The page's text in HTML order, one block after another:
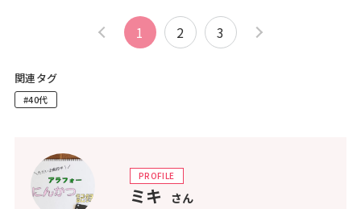
1 2 3
関連タグ
#40代
PROFILE
ミキ さん